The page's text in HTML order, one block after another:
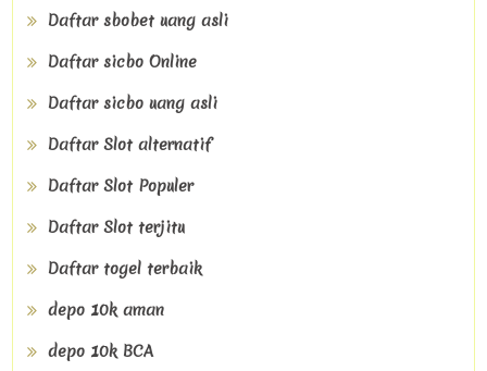
Daftar sbobet uang asli
Daftar sicbo Online
Daftar sicbo uang asli
Daftar Slot alternatif
Daftar Slot Populer
Daftar Slot terjitu
Daftar togel terbaik
depo 10k aman
depo 10k BCA